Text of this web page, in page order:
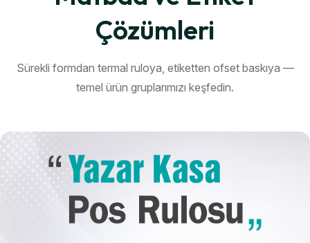
Çözümleri
Sürekli formdan termal ruloya, etiketten ofset baskıya —
temel ürün gruplarımızı keşfedin.